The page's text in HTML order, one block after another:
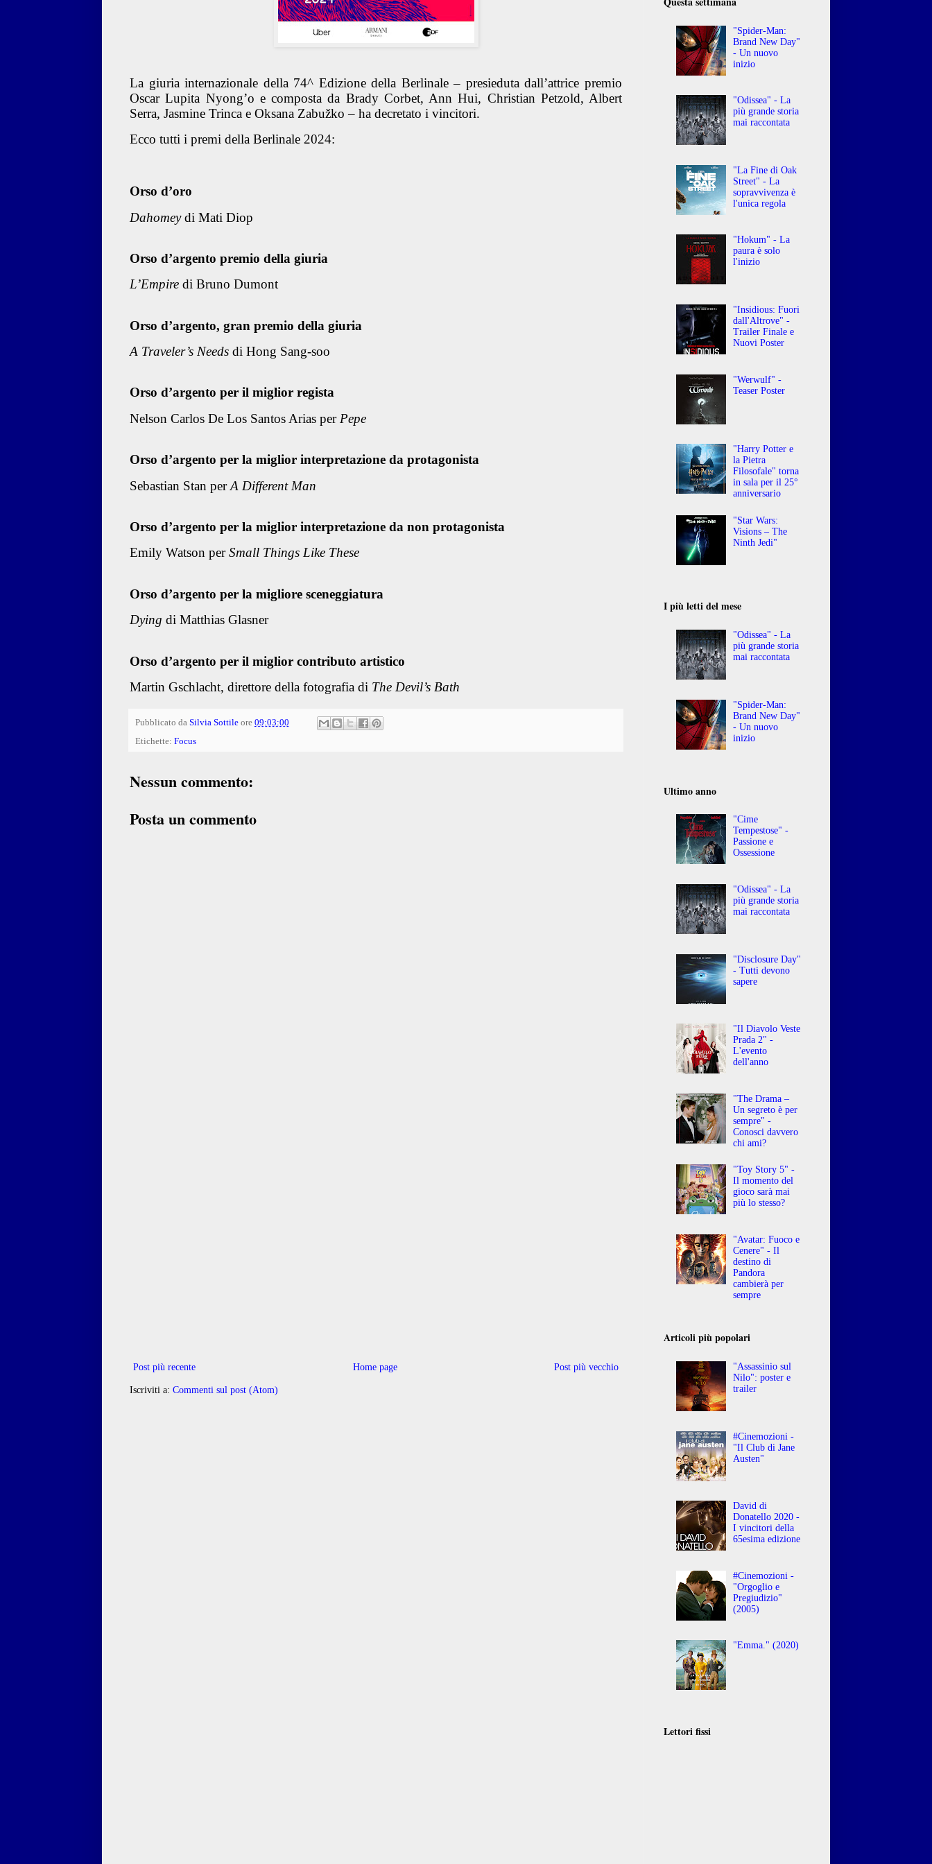
La giuria internazionale della 74^ Edizione della Berlinale – presieduta dall’attrice premio
Oscar Lupita Nyong’o e composta da Brady Corbet, Ann Hui, Christian Petzold, Albert
Serra, Jasmine Trinca e Oksana Zabužko – ha decretato i vincitori.
Ecco tutti i premi della Berlinale 2024:
Orso d’oro
Dahomeydi Mati Diop
Orso d’argento premio della giuria
L’Empire di Bruno Dumont
Orso d’argento, gran premio della giuria
A Traveler’s Needs di Hong Sang-soo
Orso d’argento per il miglior regista
Nelson Carlos De Los Santos Arias per Pepe
Orso d’argento per la miglior interpretazione da protagonista
Sebastian Stan perA Different Man
Orso d’argento per la miglior interpretazione da non protagonista
Emily Watson perSmall Things Like These
Orso d’argento per la migliore sceneggiatura
Dying di Matthias Glasner
Orso d’argento per il miglior contributo artistico
Martin Gschlacht, direttore della fotografia di The Devil’s Bath
Pubblicato da Silvia Sottile ore 09:03:00
Etichette: Focus
Nessun commento:
Posta un commento
Post più recente Post più vecchio
Home page
Iscriviti a: Commenti sul post (Atom)
"Spider-Man:
Brand New Day"
- Un nuovo
inizio
"Odissea" - La
più grande storia
mai raccontata
"La Fine di Oak
Street" - La
sopravvivenza è
l'unica regola
"Hokum" - La
paura è solo
l'inizio
"Insidious: Fuori
dall'Altrove" -
Trailer Finale e
Nuovi Poster
"Werwulf" -
Teaser Poster
"Harry Potter e
la Pietra
Filosofale" torna
in sala per il 25°
anniversario
"Star Wars:
Visions – The
Ninth Jedi"
I più letti del mese
"Odissea" - La
più grande storia
mai raccontata
"Spider-Man:
Brand New Day"
- Un nuovo
inizio
Ultimo anno
"Cime
Tempestose" -
Passione e
Ossessione
"Odissea" - La
più grande storia
mai raccontata
"Disclosure Day"
- Tutti devono
sapere
"Il Diavolo Veste
Prada 2" -
L'evento
dell'anno
"The Drama –
Un segreto è per
sempre" -
Conosci davvero
chi ami?
"Toy Story 5" -
Il momento del
gioco sarà mai
più lo stesso?
"Avatar: Fuoco e
Cenere" - Il
destino di
Pandora
cambierà per
sempre
Articoli più popolari
"Assassinio sul
Nilo": poster e
trailer
#Cinemozioni -
"Il Club di Jane
Austen"
David di
Donatello 2020 -
I vincitori della
65esima edizione
#Cinemozioni -
"Orgoglio e
Pregiudizio"
(2005)
"Emma." (2020)
Lettori fissi